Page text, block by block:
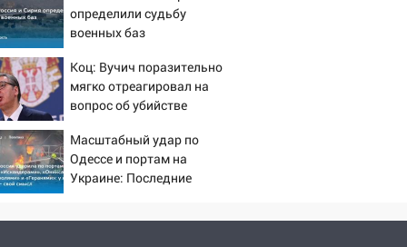
проспекте Филатова в Ульяновске
13:12
Новгородской в Ульяновске и рухнуло
на электрощит
13:10
упало во дворе
13:08
Ураган ударил по Ульяновску:
сорванные крыши, поваленные деревья,
затопленные улицы и остановившиеся
определили судьбу
военных баз
Коц: Вучич поразительно
мягко отреагировал на
вопрос об убийстве
Масштабный удар по
Одессе и портам на
Украине: Последние